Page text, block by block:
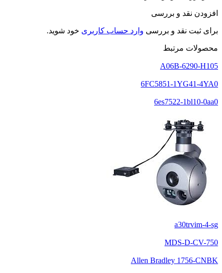
افزودن نقد و بررسی
برای ثبت نقد و بررسی وارد حساب کاربری خود شوید.
محصولات مرتبط
A06B-6290-H105
6FC5851-1YG41-4YA0
6es7522-1bl10-0aa0
a30trvim-4-sg
MDS-D-CV-750
Allen Bradley 1756-CNBK